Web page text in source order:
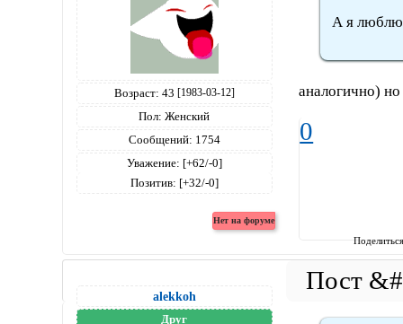
Возраст: 43 [1983-03-12]
Пол: Женский
Сообщений: 1754
Уважение: [+62/-0]
Позитив: [+32/-0]
А я люблю
аналогично) но
0
alekkoh
Друг